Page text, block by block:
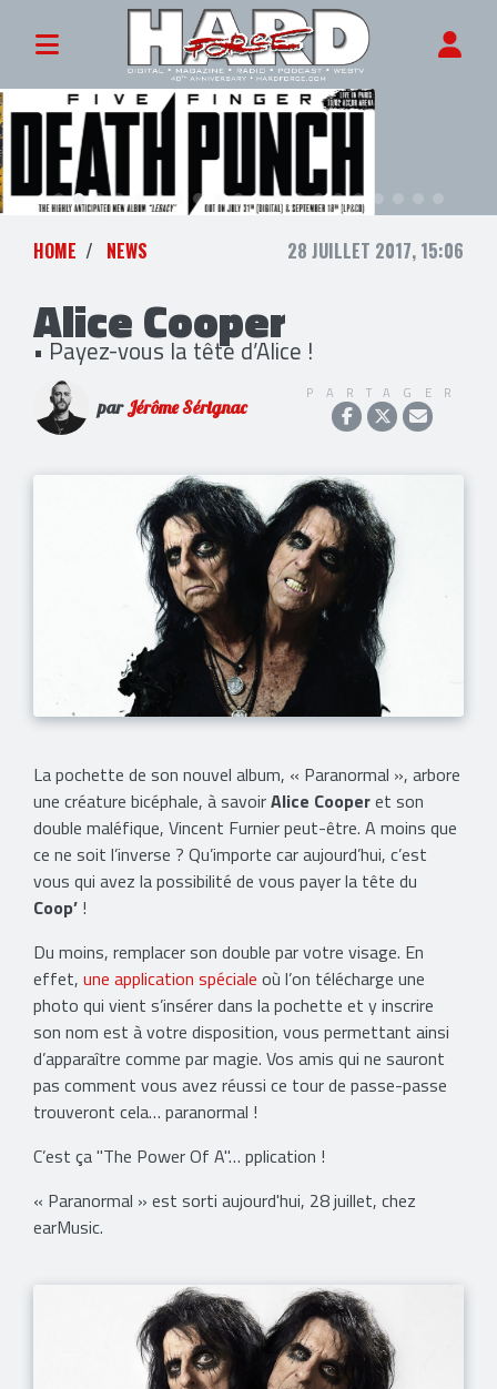
HOME NEWS 28 JUILLET 2017, 15:06
Alice Cooper
• Payez-vous la tête d’Alice !
parJérôme Sérignac
PARTAGER
La pochette de son nouvel album, « Paranormal », arbore
une créature bicéphale, à savoirAlice Cooperet son
double maléfique, Vincent Furnier peut-être. A moins que
ce ne soit l’inverse ? Qu’importe car aujourd’hui, c’est
vous qui avez la possibilité de vous payer la tête du
Coop’ !
Du moins, remplacer son double par votre visage. En
effet, une application spéciale où l’on télécharge une
photo qui vient s’insérer dans la pochette et y inscrire
son nom est à votre disposition, vous permettant ainsi
d’apparaître comme par magie. Vos amis qui ne sauront
pas comment vous avez réussi ce tour de passe-passe
trouveront cela… paranormal !
C’est ça "The Power Of A"… pplication !
« Paranormal » est sorti aujourd'hui, 28 juillet, chez
earMusic.